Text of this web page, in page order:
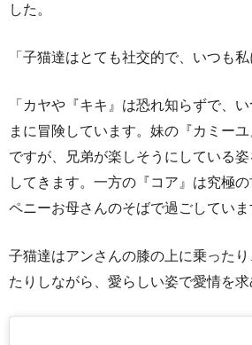
した。
「子猫達はとても社交的で、いつも
「カヤや『キキ』は恐れ知らずで、
まに冒険しています。妹の『カミー
ですが、兄弟が楽しそうにしている
してきます。一方の『コア』は究極
ペニーお母さんのそばで過ごしていま
子猫達はアンさんの膝の上に乗った
たりしながら、愛らしい姿で愛情を求